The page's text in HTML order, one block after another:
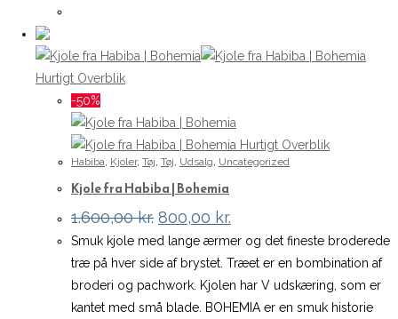
flere
kan
vælges
på
varesiden
Hurtigt Overblik
-50%
Hurtigt Overblik
Habiba, Kjoler, Tøj, Tøj, Udsalg, Uncategorized
Kjole fra Habiba | Bohemia
1.600,00kr. Den
oprindelige
pris
var:
1.600,00 kr..
800,00 kr.
aktuelle
pris
er:
800,00 kr..
Smuk kjole med lange ærmer og det fineste broderede
træ på hver side af brystet. Træet er en bombination af
broderi og pachwork. Kjolen har V udskæring, som er
kantet med små blade. BOHEMIA er en smuk historie